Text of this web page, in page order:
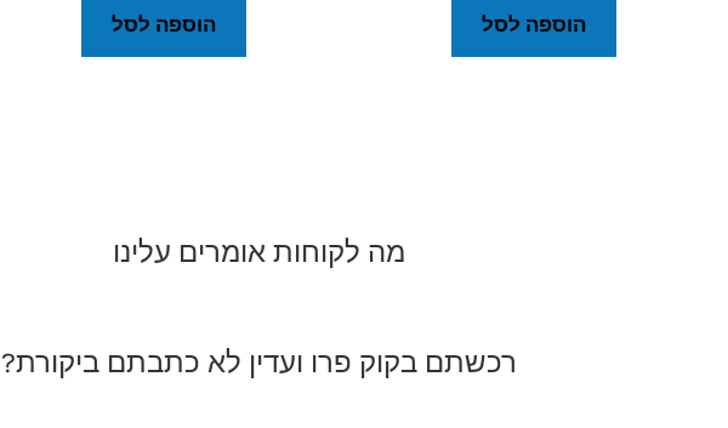
הוספה לסל הוספה לסל
מה לקוחות אומרים עלינו
רכשתם בקוק פרו ועדין לא כתבתם ביקורת?